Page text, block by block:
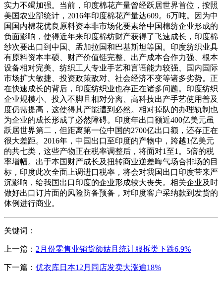
实力不竭加强。当前，印度棉花产量曾经跃居世界首位，按照
美国农业部统计，2016年印度棉花产量达609。6万吨。因为中
国国内棉花优良原料资本非市场化要素给中国棉纺企业形成的
负面影响，使得近年来印度棉纺财产获得了飞速成长，印度棉
纱次要出口到中国、孟加拉国和巴基斯坦等国。印度纺织业具
有原料资本丰硕、财产价值链完整、出产成本合作力强、根本
设备相对完美、纺织工人专业手艺和言语能力较强、国内国际
市场扩大敏捷、投资政策敌对、社会经济不变等诸多劣势。正
在快速成长的背后，印度纺织业也存正在诸多问题。印度纺织
企业规模小、投入不脚且相对分离、高科技出产手艺使用普及
度仍需提高，这使得其产能遭到必然。相对掉队的办理轨制也
为企业的成长形成了必然障碍。印度年出口额近400亿美元虽
跃居世界第二，但距离第一位中国的2700亿出口额，还存正在
很大差距。2016年，中国出口至印度的产物中，跨越1亿美元
的共七类，这些产物正在税率调整后，将面对1至1。5倍的税
率增幅。出于本国财产成长及扭转商业逆差晦气场合排场的目
标，印度此次全面上调进口税率，将会对我国出口印度带来严
沉影响，给我国出口印度的企业形成较大丧失。相关企业及时
做好出口订片面的风险防备预备，对印度客户采纳款到发货的
体例进行商业。
关键词：
上一篇： 2月份零售业销货额姑且统计服拆类下跌6.9%
下一篇： 优衣库日本12月同店发卖大涨逾18%